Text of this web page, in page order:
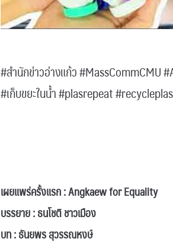
#สำนักข่าวอ่างแก้ว
#เก็บขยะในน้ำ #plasrepeat
เผยแพร่ครั้งแรก : Angkaew for Equality
บรรยาย : ธนโชติ ชาวเมือง
บท : ธันยพร สุวรรณหงษ์